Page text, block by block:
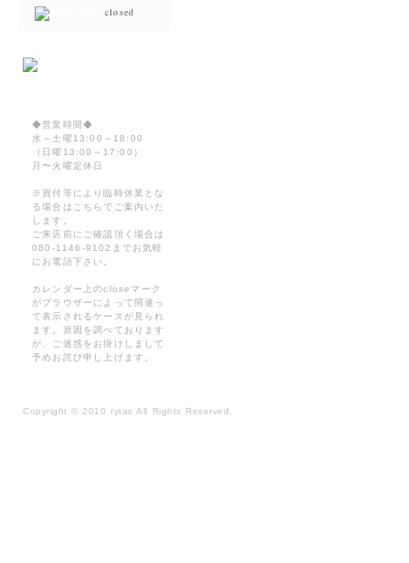
closed
◆営業時間◆
水～土曜13:00～18:00
（日曜13:00～17:00）
月〜火曜定休日
※買付等により臨時休業とな
る場合はこちらでご案内いた
します。
ご来店前にご確認頂く場合は
080-1146-9102までお気軽
にお電話下さい。
カレンダー上のcloseマーク
がブラウザーによって間違っ
て表示されるケースが見られ
ます。原因を調べております
が、ご迷惑をお掛けしまして
予めお詫び申し上げます。
Copyright© 2010 rytas All Rights Reserved.